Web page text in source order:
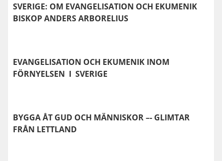
SVERIGE: OM EVANGELISATION OCH EKUMENIK
BISKOP ANDERS ARBORELIUS
EVANGELISATION OCH EKUMENIK INOM
FÖRNYELSEN I SVERIGE
BYGGA ÅT GUD OCH MÄNNISKOR –- GLIMTAR
FRÅN LETTLAND